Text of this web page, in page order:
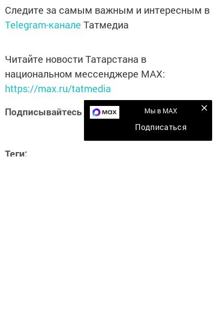
Следите за самым важным и интересным в
Telegram-канале Татмедиа
Читайте новости Татарстана в
национальном мессенджере MАХ:
https://max.ru/tatmedia
Подписывайтесь на наш Дзен-канал
Теги:
Мы в MAX
Подписаться